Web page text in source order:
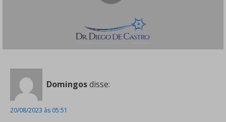
ficando insuportável conviver com este desconforto o
Domingosdisse:
20/08/2023 às 05:51